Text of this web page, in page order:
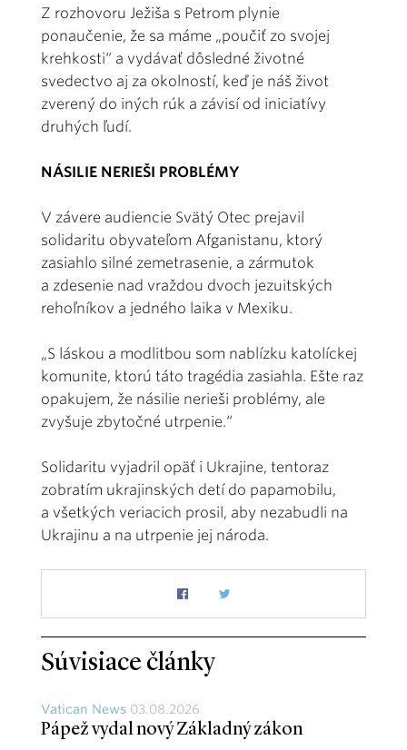
Z rozhovoru Ježiša s Petrom plynie
ponaučenie, že sa máme „poučiť zo svojej
krehkosti“ a vydávať dôsledné životné
svedectvo aj za okolností, keď je náš život
zverený do iných rúk a závisí od iniciatívy
druhých ľudí.
NÁSILIE NERIEŠI PROBLÉMY
V závere audiencie Svätý Otec prejavil
solidaritu obyvateľom Afganistanu, ktorý
zasiahlo silné zemetrasenie, a zármutok
a zdesenie nad vraždou dvoch jezuitských
rehoľníkov a jedného laika v Mexiku.
„S láskou a modlitbou som nablízku katolíckej
komunite, ktorú táto tragédia zasiahla. Ešte raz
opakujem, že násilie nerieši problémy, ale
zvyšuje zbytočné utrpenie.“
Solidaritu vyjadril opäť i Ukrajine, tentoraz
zobratím ukrajinských detí do papamobilu,
a všetkých veriacich prosil, aby nezabudli na
Ukrajinu a na utrpenie jej národa.
Súvisiace články
Vatican News 03.08.2026
Pápež vydal nový Základný zákon